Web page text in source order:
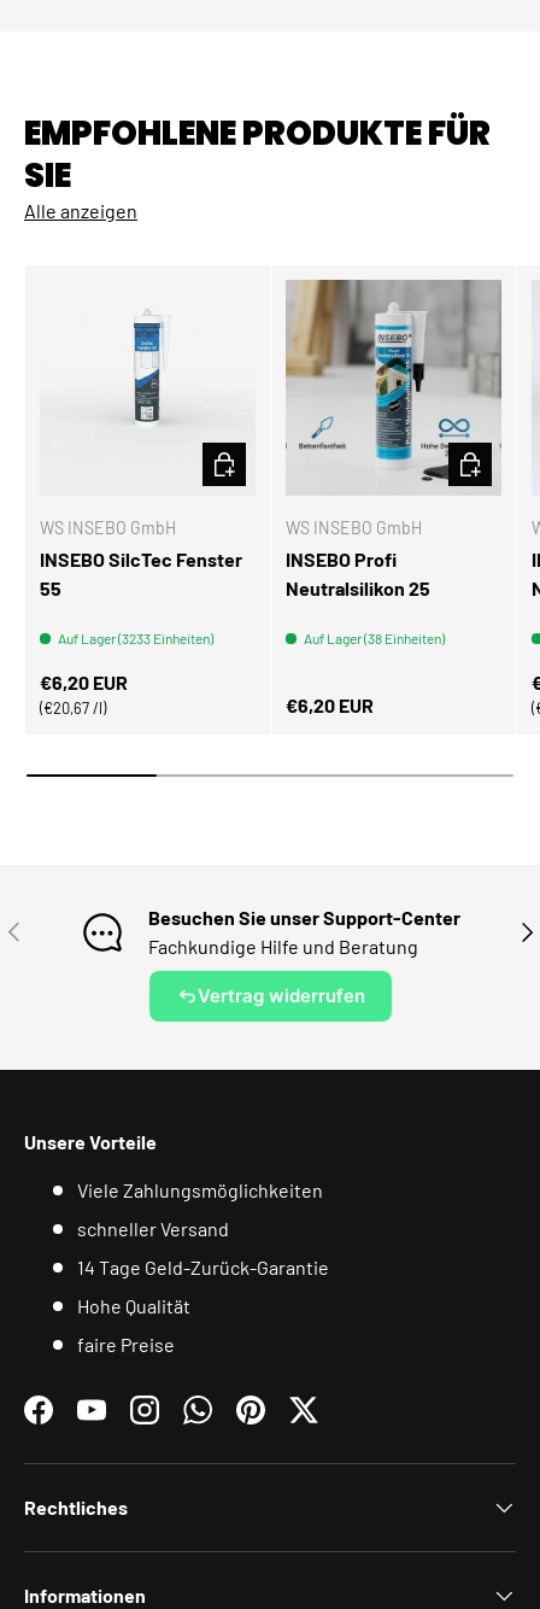
EMPFOHLENE PRODUKTE FÜR
SIE
Alle anzeigen
WS INSEBO GmbH
INSEBO SilcTec Fenster
55
Auf Lager (3233 Einheiten)
Normaler Preis
€6,20 EUR
Grundpreis
€20,67 /l
OPTIONEN AUSWÄHLEN
WS INSEBO GmbH
INSEBO Profi
Neutralsilikon 25
Auf Lager (38 Einheiten)
Normaler Preis
€6,20 EUR
VORHERIGE
Besuchen Sie unser Support-Center
Fachkundige Hilfe und Beratung
Vertrag widerrufen
Unsere Vorteile
Viele Zahlungsmöglichkeiten
schneller Versand
14 Tage Geld-Zurück-Garantie
Hohe Qualität
faire Preise
FacebookYouTubeInstagramWhatsAppPinterestTwitter
Rechtliches
Informationen